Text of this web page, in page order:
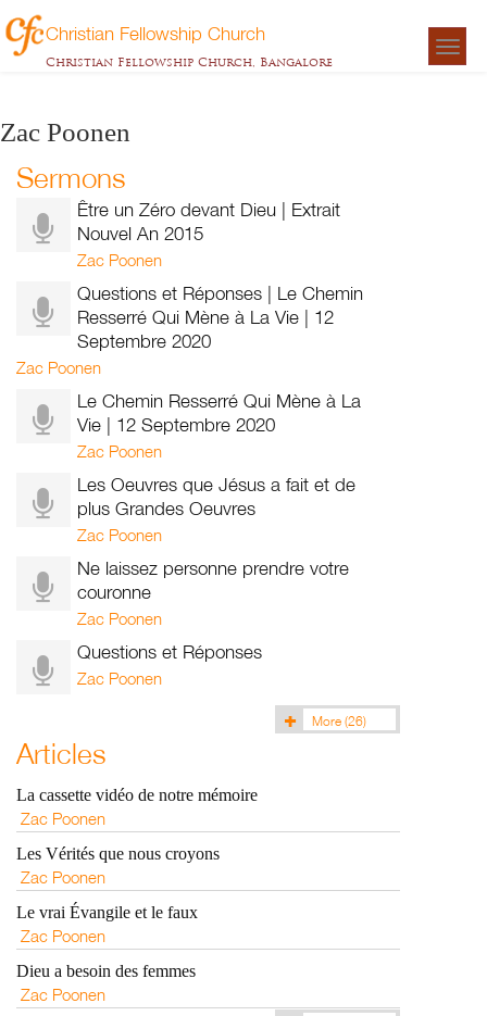
Christian Fellowship Church
Christian Fellowship Church, Bangalore
Zac Poonen
Sermons
Être un Zéro devant Dieu | Extrait
Nouvel An 2015
Zac Poonen
Questions et Réponses | Le Chemin
Resserré Qui Mène à La Vie | 12
Septembre 2020
Zac Poonen
Le Chemin Resserré Qui Mène à La
Vie | 12 Septembre 2020
Zac Poonen
Les Oeuvres que Jésus a fait et de
plus Grandes Oeuvres
Zac Poonen
Ne laissez personne prendre votre
couronne
Zac Poonen
Questions et Réponses
Zac Poonen
More (26)
Articles
La cassette vidéo de notre mémoire
Zac Poonen
Les Vérités que nous croyons
Zac Poonen
Le vrai Évangile et le faux
Zac Poonen
Dieu a besoin des femmes
Zac Poonen